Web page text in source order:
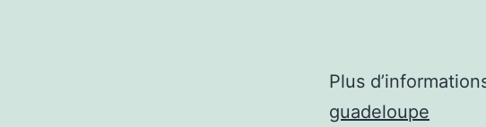
Plus
guadeloupe